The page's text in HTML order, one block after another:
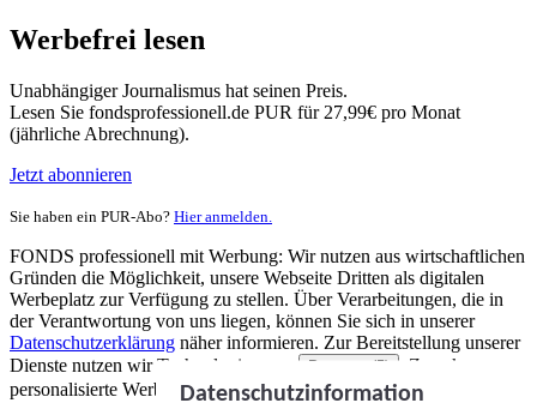
Werbefrei lesen
Unabhängiger Journalismus hat seinen Preis.
Lesen Sie fondsprofessionell.de PUR für 27,99€ pro Monat
(jährliche Abrechnung).
Jetzt abonnieren
Sie haben ein PUR-Abo? Hier anmelden.
FONDS professionell mit Werbung: Wir nutzen aus wirtschaftlichen
Gründen die Möglichkeit, unsere Webseite Dritten als digitalen
Werbeplatz zur Verfügung zu stellen. Über Verarbeitungen, die in
der Verantwortung von uns liegen, können Sie sich in unserer
Datenschutzerklärung näher informieren. Zur Bereitstellung unserer
Dienste nutzen wir Technologien von
Partnern (5)
. Zwecke:
personalisierte Werbung und Inhalte, Messung von Werbeleistung
Datenschutzinformation